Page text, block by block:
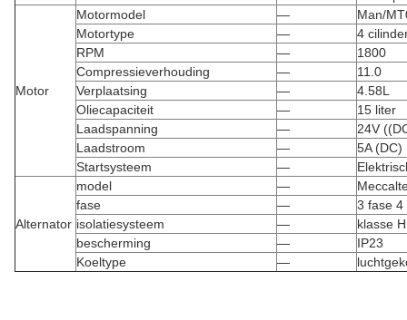
Motor
Motormodel —
Man/
Motortype
—
4
RPM
—
1800
Compressieverhouding
—
11.0
Verplaatsing
—
4.58L
Oliecapaciteit
—
15 liter
Laadspanning
—
24V
Laadstroom
—
5A (DC)
Startsysteem
—
Alternator
model —
fase
—
3 fase 4
isolatiesysteem
—
klasse H
bescherming
—
IP23
Koeltype
—